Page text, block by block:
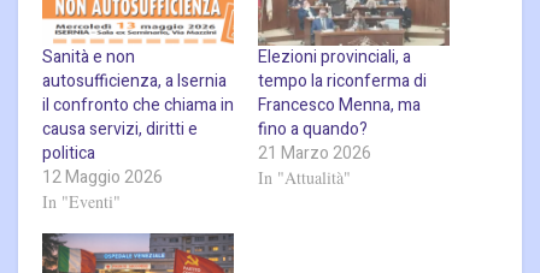
Sanità e non
autosufficienza, a Isernia
il confronto che chiama in
causa servizi, diritti e
politica
12 Maggio 2026
In "Eventi"
Elezioni provinciali, a
tempo la riconferma di
Francesco Menna, ma
fino a quando?
21 Marzo 2026
In "Attualità"